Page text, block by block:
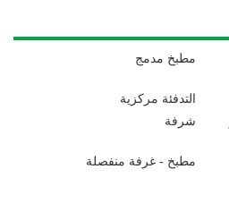
مطبخ مدمج
التدفئة مركزية
شرفة
مطبخ - غرفة منفصلة